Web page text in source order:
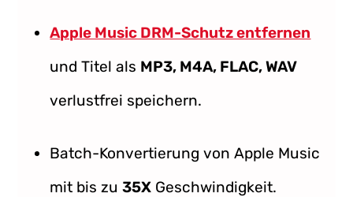
Apple Music DRM-Schutz entfernen
und Titel als MP3, M4A, FLAC, WAV
verlustfrei speichern.
Batch-Konvertierung von Apple Music
mit bis zu35X Geschwindigkeit.